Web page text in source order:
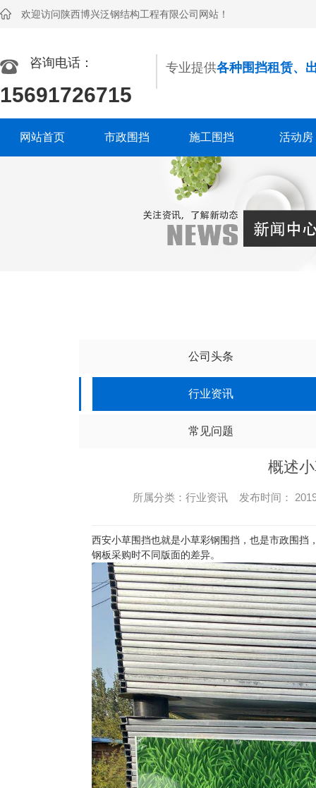
欢迎访问陕西博兴泛钢结构工程有限公司网站！
咨询电话：
15691726715
专业提供各种围挡租赁、
网站首页 市政围挡 施工围挡 活动房
公司头条
行业资讯
常见问题
概述
所属分类：行业资讯 发布时间：
西安小草围挡也就是小草彩钢围挡，也是市政围挡
钢板采购时不同版面的差异。